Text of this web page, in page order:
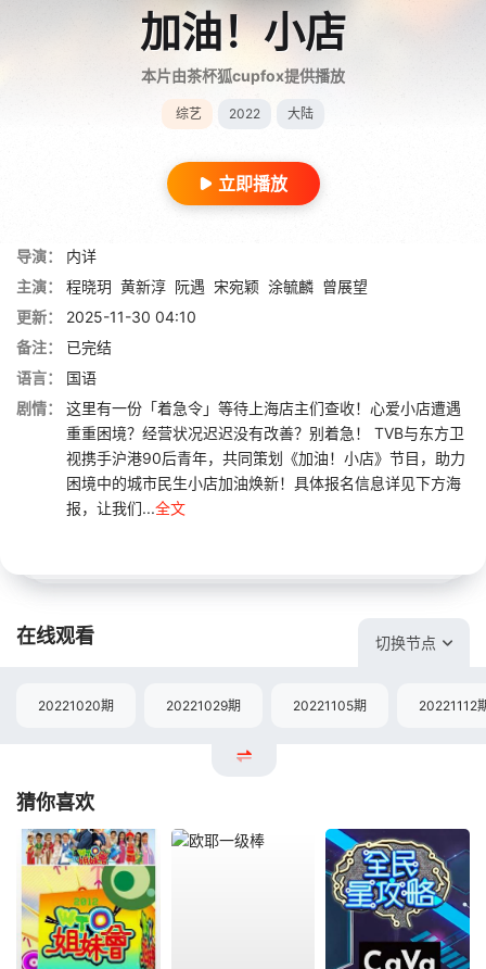
加油！小店
本片由茶杯狐cupfox提供播放
综艺 2022 大陆
立即播放
导演：
内详
主演：
程晓玥 黄新淳 阮遇 宋宛颖 涂毓麟 曾展望
更新：
2025-11-30 04:10
备注：
已完结
语言：
国语
剧情：
这里有一份「着急令」等待上海店主们查收！心爱小店遭遇
重重困境？经营状况迟迟没有改善？别着急！ TVB与东方卫
视携手沪港90后青年，共同策划《加油！小店》节目，助力
困境中的城市民生小店加油焕新！具体报名信息详见下方海
报，让我们...全文
在线观看 切换节点
20221020期 20221029期 20221105期 20221112
猜你喜欢